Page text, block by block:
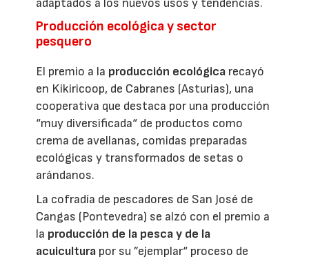
adaptados a los nuevos usos y tendencias.
Producción ecológica y sector
pesquero
El premio a la producción ecológica recayó
en Kikiricoop, de Cabranes (Asturias), una
cooperativa que destaca por una producción
“muy diversificada“ de productos como
crema de avellanas, comidas preparadas
ecológicas y transformados de setas o
arándanos.
La cofradía de pescadores de San José de
Cangas (Pontevedra) se alzó con el premio a
la producción de la pesca y de la
acuicultura por su ”ejemplar“ proceso de